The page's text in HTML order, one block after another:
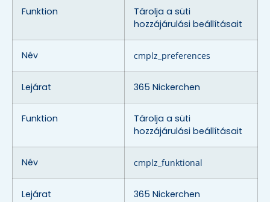
Funktion
Tárolja a süti
hozzájárulási beállításait
Név cmplz_preferences
Lejárat 365 Nickerchen
Funktion
Tárolja a süti
hozzájárulási beállításait
Név cmplz_funktional
Lejárat 365 Nickerchen